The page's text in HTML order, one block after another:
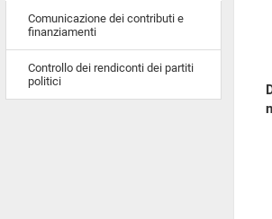
Comunicazione dei contributi e
finanziamenti
Controllo dei rendiconti dei partiti
politici